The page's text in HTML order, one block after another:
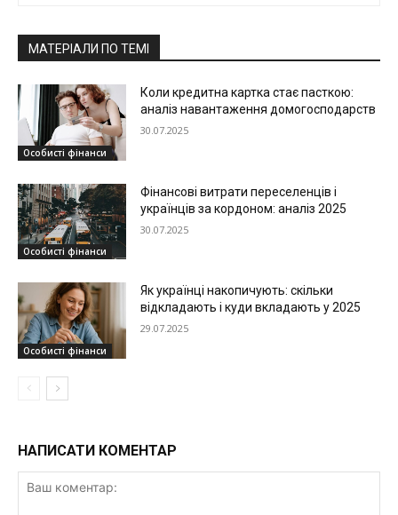
МАТЕРІАЛИ ПО ТЕМІ
Особисті фінанси
Коли кредитна картка стає пасткою:
аналіз навантаження домогосподарств
30.07.2025
Особисті фінанси
Фінансові витрати переселенців і
українців за кордоном: аналіз 2025
30.07.2025
Особисті фінанси
Як українці накопичують: скільки
відкладають і куди вкладають у 2025
29.07.2025
НАПИСАТИ КОМЕНТАР